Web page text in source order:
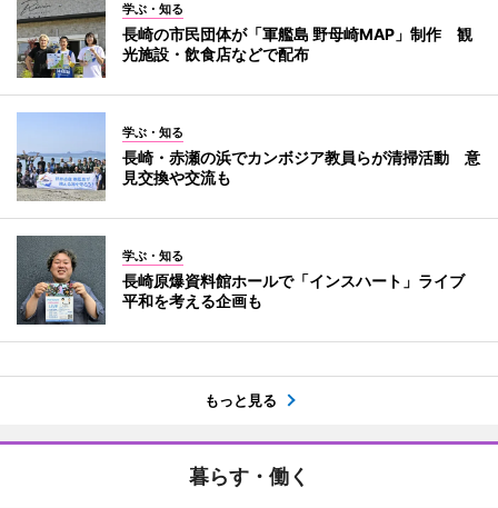
学ぶ・知る
長崎の市民団体が「軍艦島 野母崎MAP」制作 観
光施設・飲食店などで配布
学ぶ・知る
長崎・赤瀬の浜でカンボジア教員らが清掃活動 意
見交換や交流も
学ぶ・知る
長崎原爆資料館ホールで「インスハート」ライブ
平和を考える企画も
もっと見る
暮らす・働く